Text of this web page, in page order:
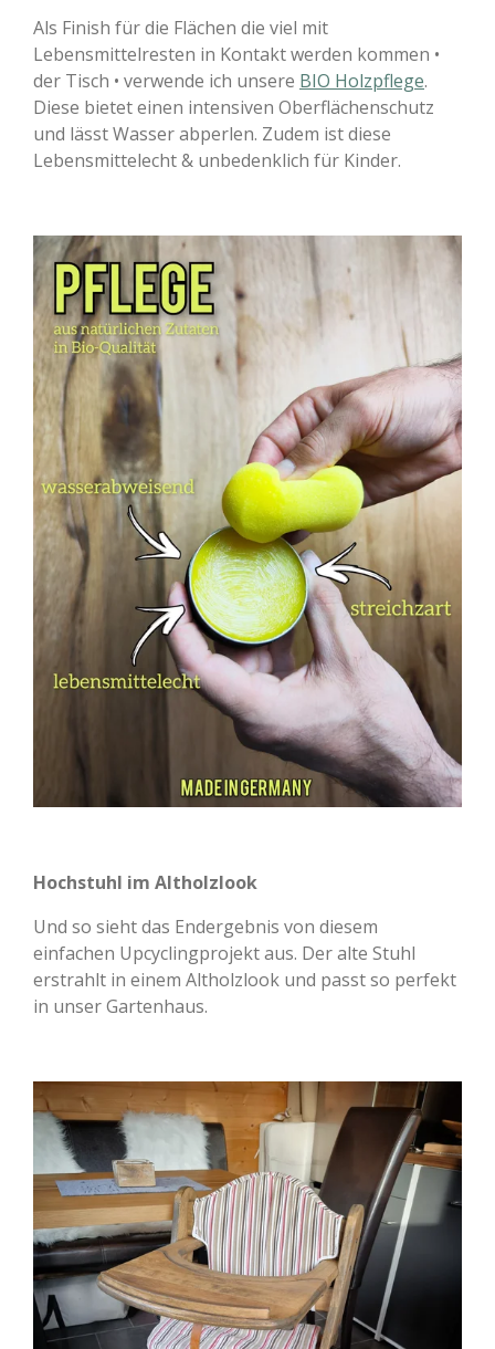
Als Finish für die Flächen die viel mit
Lebensmittelresten in Kontakt werden kommen •
der Tisch • verwende ich unsere BIO Holzpflege.
Diese bietet einen intensiven Oberflächenschutz
und lässt Wasser abperlen. Zudem ist diese
Lebensmittelecht & unbedenklich für Kinder.
Hochstuhl im Altholzlook
Und so sieht das Endergebnis von diesem
einfachen Upcyclingprojekt aus. Der alte Stuhl
erstrahlt in einem Altholzlook und passt so perfekt
in unser Gartenhaus.